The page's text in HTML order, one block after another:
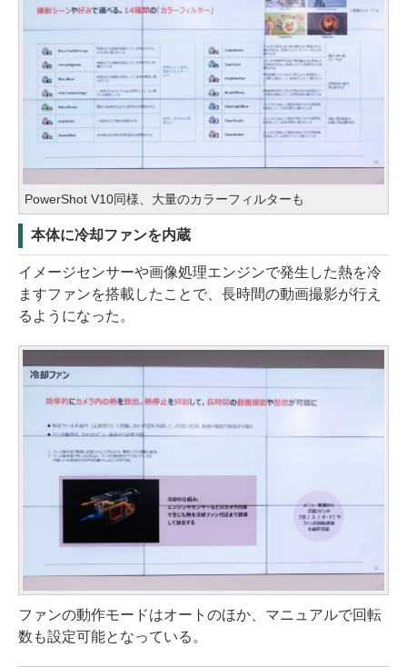
PowerShot V10同様、大量のカラーフィルターも
本体に冷却ファンを内蔵
イメージセンサーや画像処理エンジンで発生した熱を冷
ますファンを搭載したことで、長時間の動画撮影が行え
るようになった。
ファンの動作モードはオートのほか、マニュアルで回転
数も設定可能となっている。